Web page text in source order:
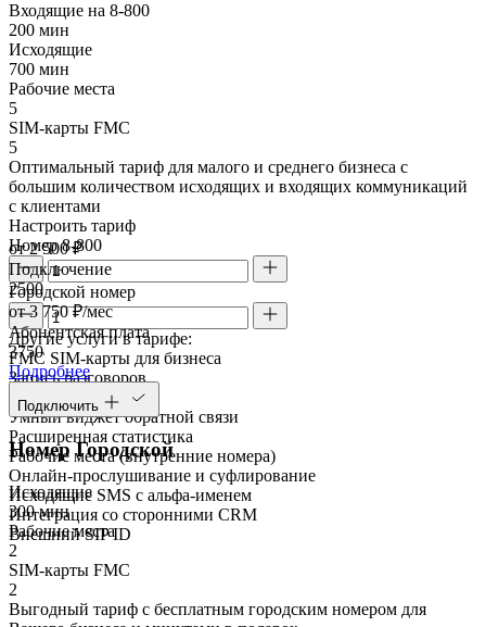
Входящие на 8-800
200 мин
Исходящие
700 мин
Рабочие места
5
SIM-карты FMC
5
Оптимальный тариф для малого и среднего бизнеса с
большим количеством исходящих и входящих коммуникаций
с клиентами
Настроить тариф
Номер 8-800
Городской номер
Другие услуги в тарифе:
FMC SIM-карты для бизнеса
Запись разговоров
Речевая аналитика
Умный виджет обратной связи
Расширенная статистика
Рабочие места (внутренние номера)
Онлайн-прослушивание и суфлирование
Исходящие SMS с альфа-именем
Интеграция со сторонними CRM
Внешний SIP ID
от 2 500 ₽
Подключение
2500
от 3 750 ₽/мес
Абонентская плата
3750
Подробнее
Подключить
Номер Городской
Исходящие
300 мин
Рабочие места
2
SIM-карты FMC
2
Выгодный тариф с бесплатным городским номером для